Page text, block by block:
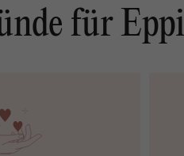
für Eppi